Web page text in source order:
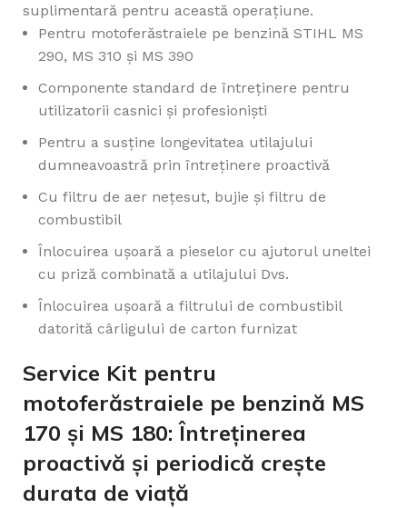
suplimentară pentru această operațiune.
Pentru motoferăstraiele pe benzină STIHL MS
290, MS 310 și MS 390
Componente standard de întreținere pentru
utilizatorii casnici și profesioniști
Pentru a susține longevitatea utilajului
dumneavoastră prin întreținere proactivă
Cu filtru de aer nețesut, bujie și filtru de
combustibil
Înlocuirea ușoară a pieselor cu ajutorul uneltei
cu priză combinată a utilajului Dvs.
Înlocuirea ușoară a filtrului de combustibil
datorită cârligului de carton furnizat
Service Kit pentru
motoferăstraiele pe benzină MS
170 și MS 180: Întreținerea
proactivă și periodică crește
durata de viață